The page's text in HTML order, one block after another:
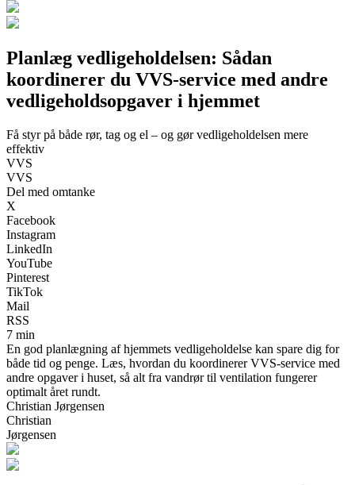
Planlæg vedligeholdelsen: Sådan
koordinerer du VVS-service med andre
vedligeholdsopgaver i hjemmet
Få styr på både rør, tag og el – og gør vedligeholdelsen mere
effektiv
VVS
VVS
Del med omtanke
X
Facebook
Instagram
LinkedIn
YouTube
Pinterest
TikTok
Mail
RSS
7 min
En god planlægning af hjemmets vedligeholdelse kan spare dig for
både tid og penge. Læs, hvordan du koordinerer VVS-service med
andre opgaver i huset, så alt fra vandrør til ventilation fungerer
optimalt året rundt.
Christian Jørgensen
Christian
Jørgensen